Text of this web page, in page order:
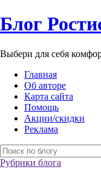
Блог Р
Выбери для себя
Главная
Об авторе
Карта сайта
Помощь
Акции/скидки
Реклама
Рубрики блога